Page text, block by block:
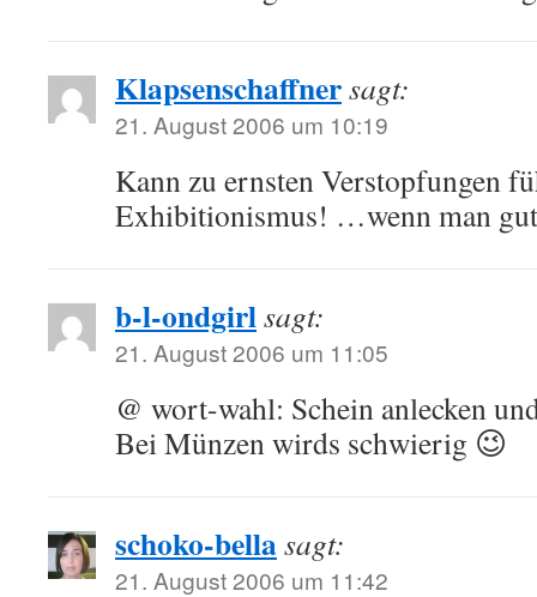
Klapsenschaffnersagt:
21. August 2006 um 10:19
Kann zu ernsten Verstopfungen
Exhibitionismus! …wenn man
b-l-ondgirlsagt:
21. August 2006 um 11:05
@ wort-wahl: Schein anlecken
Bei Münzen wirds schwierig 😉
schoko-bellasagt:
21. August 2006 um 11:42